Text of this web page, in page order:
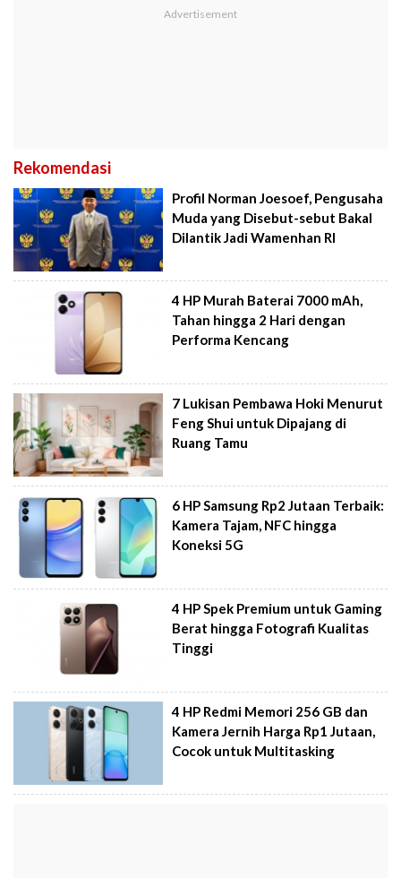
Rekomendasi
Profil Norman Joesoef, Pengusaha
Muda yang Disebut-sebut Bakal
Dilantik Jadi Wamenhan RI
4 HP Murah Baterai 7000 mAh,
Tahan hingga 2 Hari dengan
Performa Kencang
7 Lukisan Pembawa Hoki Menurut
Feng Shui untuk Dipajang di
Ruang Tamu
6 HP Samsung Rp2 Jutaan Terbaik:
Kamera Tajam, NFC hingga
Koneksi 5G
4 HP Spek Premium untuk Gaming
Berat hingga Fotografi Kualitas
Tinggi
4 HP Redmi Memori 256 GB dan
Kamera Jernih Harga Rp1 Jutaan,
Cocok untuk Multitasking